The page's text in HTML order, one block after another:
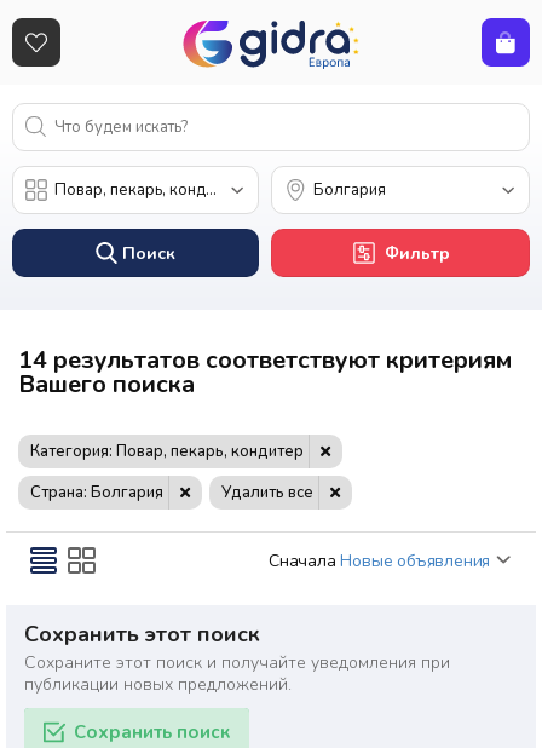
Поиск Фильтр
14 результатов соответствуют критериям
Вашего поиска
Категория: Повар, пекарь, кондитер
Страна: Болгария
Удалить все
Сначала Новые объявления
Сохранить этот поиск
Сохраните этот поиск и получайте уведомления при
публикации новых предложений.
Сохранить поиск